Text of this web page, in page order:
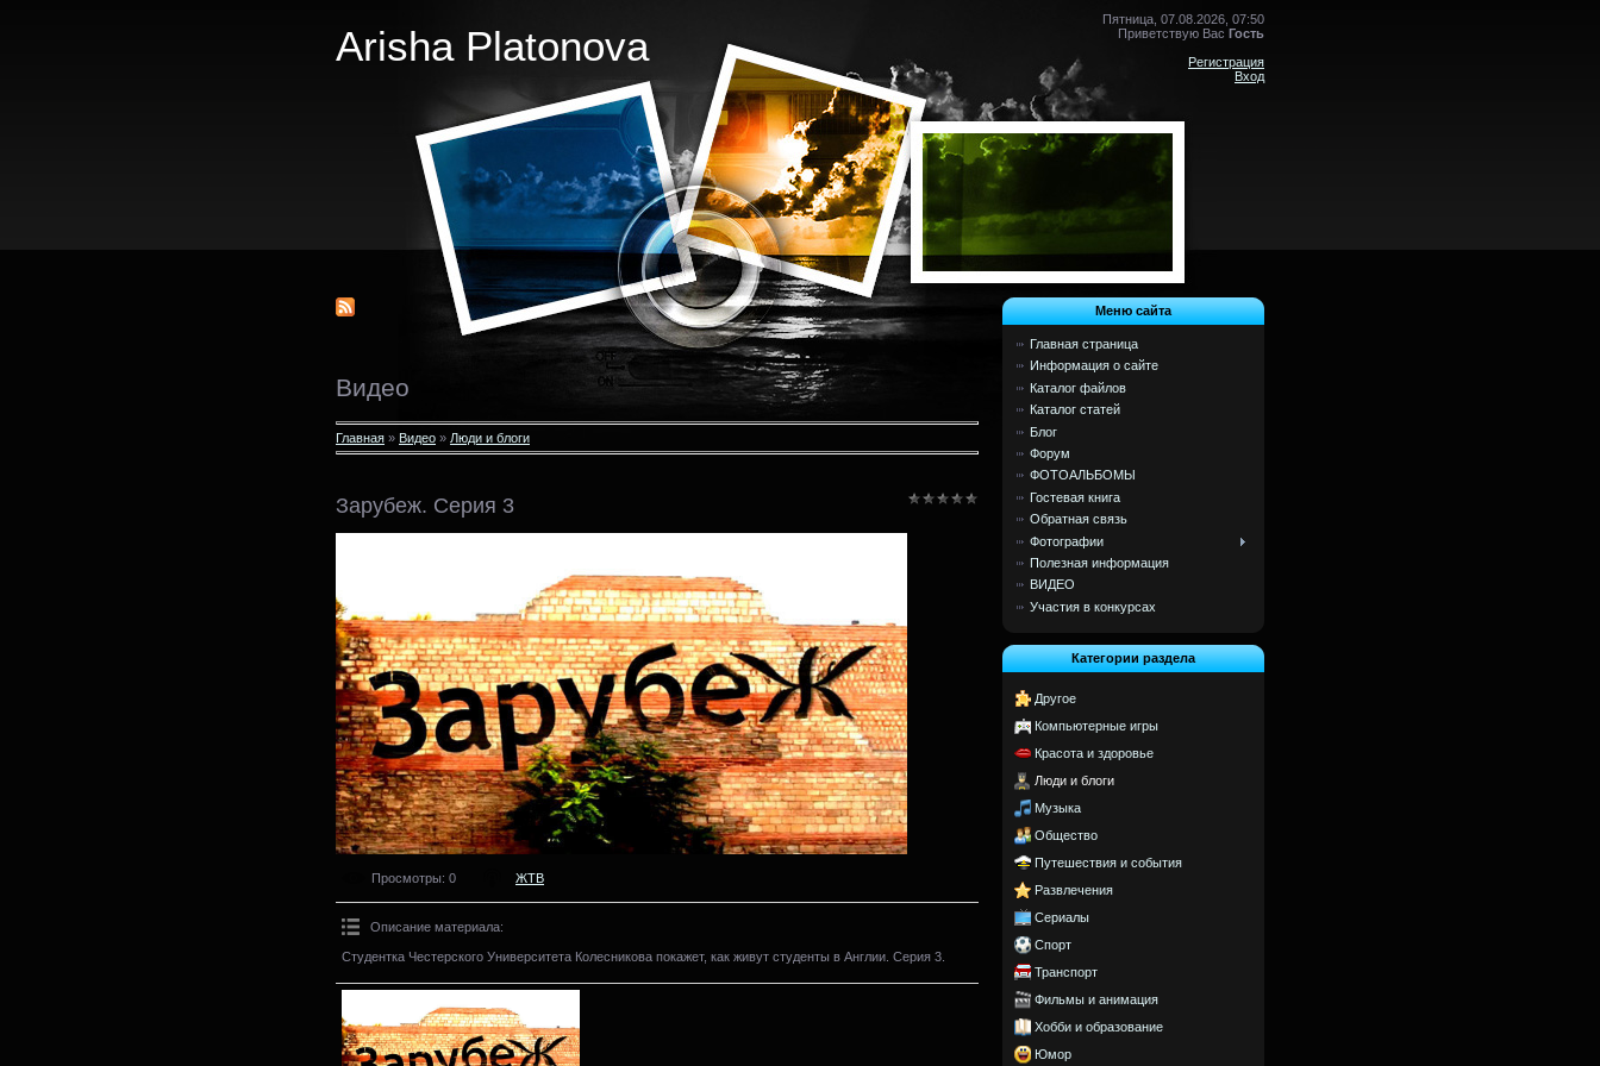
Arisha Platonova
Пятница, 07.08.2026, 07:50
Приветствую Вас Гость
Регистрация
Вход
Видео
Главная » Видео » Люди и блоги
Зарубеж. Серия 3
Просмотры: 0 ЖТВ
Описание материала:
Студентка Честерского Университета Колесникова покажет, как живут студенты в Англии. Серия 3.
Меню сайта
Главная страница
Информация о сайте
Каталог файлов
Каталог статей
Блог
Форум
ФОТОАЛЬБОМЫ
Гостевая книга
Обратная связь
Фотографии
Полезная информация
ВИДЕО
Участия в конкурсах
Категории раздела
Другое
Компьютерные игры
Красота и здоровье
Люди и блоги
Музыка
Общество
Путешествия и события
Развлечения
Сериалы
Спорт
Транспорт
Фильмы и анимация
Хобби и образование
Юмор